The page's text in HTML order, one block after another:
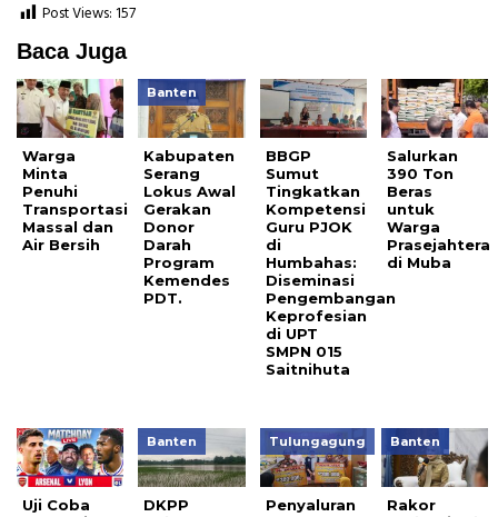
Post Views: 157
Baca Juga
Warga
Minta
Penuhi
Transportasi
Massal dan
Air Bersih
Banten
Kabupaten
Serang
Lokus Awal
Gerakan
Donor
Darah
Program
Kemendes
PDT.
BBGP
Sumut
Tingkatkan
Kompetensi
Guru PJOK
di
Humbahas:
Diseminasi
Pengembangan
Keprofesian
di UPT
SMPN 015
Saitnihuta
Salurkan
390 Ton
Beras
untuk
Warga
Prasejahtera
di Muba
Uji Coba
Banten
DKPP
Tulungagung
Penyaluran
Banten
Rakor